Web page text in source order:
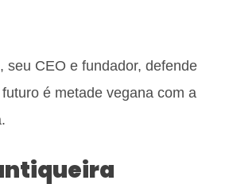
seu CEO e fundador, defende
é metade vegana com a